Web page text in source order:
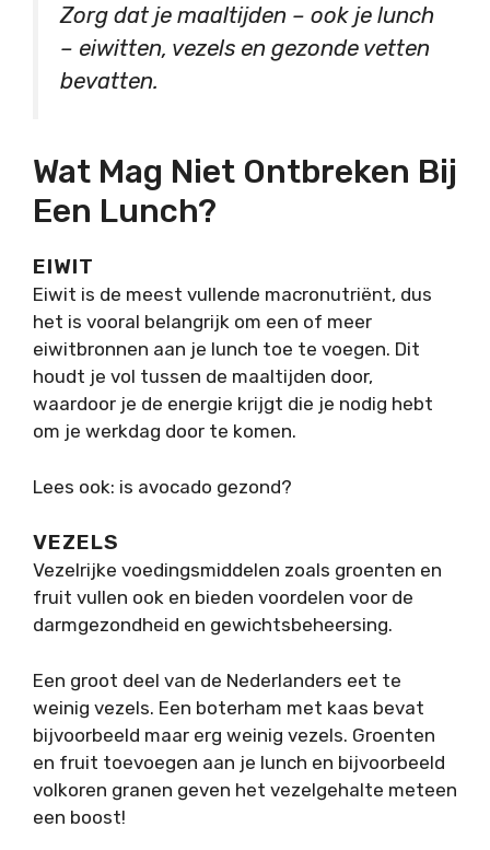
Zorg dat je maaltijden – ook je lunch
– eiwitten, vezels en gezonde vetten
bevatten.
Wat Mag Niet Ontbreken Bij
Een Lunch?
EIWIT
Eiwit is de meest vullende macronutriënt, dus
het is vooral belangrijk om een of meer
eiwitbronnen aan je lunch toe te voegen. Dit
houdt je vol tussen de maaltijden door,
waardoor je de energie krijgt die je nodig hebt
om je werkdag door te komen.
Lees ook: is avocado gezond?
VEZELS
Vezelrijke voedingsmiddelen zoals groenten en
fruit vullen ook en bieden voordelen voor de
darmgezondheid en gewichtsbeheersing.
Een groot deel van de Nederlanders eet te
weinig vezels. Een boterham met kaas bevat
bijvoorbeeld maar erg weinig vezels. Groenten
en fruit toevoegen aan je lunch en bijvoorbeeld
volkoren granen geven het vezelgehalte meteen
een boost!